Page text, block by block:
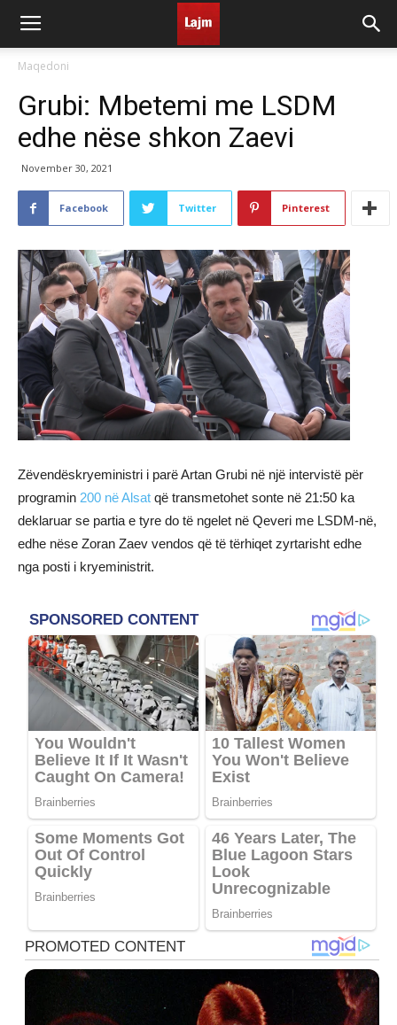
Maqedoni
Grubi: Mbetemi me LSDM
edhe nëse shkon Zaevi
November 30, 2021
Facebook Twitter Pinterest
Zëvendëskryeministri i parë Artan Grubi në një intervistë për
programin 200 në Alsat që transmetohet sonte në 21:50 ka
deklaruar se partia e tyre do të ngelet në Qeveri me LSDM-në,
edhe nëse Zoran Zaev vendos që të tërhiqet zyrtarisht edhe
nga posti i kryeministrit.